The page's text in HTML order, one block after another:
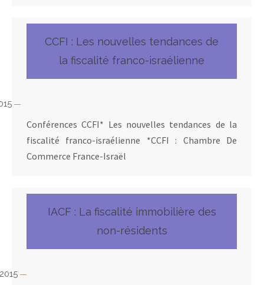
CCFI : Les nouvelles tendances de
la fiscalité franco-israélienne
Conférences CCFI* Les nouvelles tendances de la
fiscalité franco-israélienne *CCFI : Chambre De
Commerce France-Israël
IACF : La fiscalité immobilière des
non-résidents